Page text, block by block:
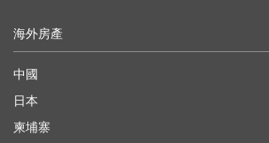
海外房產
中國
日本
柬埔寨